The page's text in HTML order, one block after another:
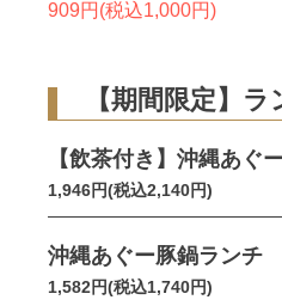
909円(税込1,000円)
【期間限定】ラ
【飲茶付き】沖縄あぐ
1,946円(税込2,140円)
沖縄あぐー豚鍋ランチ
1,582円(税込1,740円)